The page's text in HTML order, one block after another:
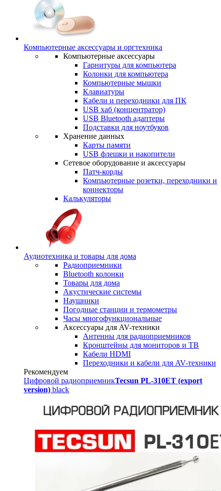
Компьютерные аксессуары и оргтехника
Компьютерные аксессуары
Гарнитуры для компьютера
Колонки для компьютера
Компьютерные мышки
Клавиатуры
Кабели и переходники для ПК
USB хаб (концентратор)
USB Bluetooth адаптеры
Подставки для ноутбуков
Хранение данных
Карты памяти
USB флешки и накопители
Сетевое оборудование и аксессуары
Патч-корды
Компьютерные розетки, переходники и
коннекторы
Калькуляторы
Аудиотехника и товары для дома
Радиоприемники
Bluetooth колонки
Товары для дома
Акустические системы
Наушники
Погодные станции и термометры
Часы многофункциональные
Аксессуары для AV-техники
Антенны для радиоприемников
Кронштейны для мониторов и ТВ
Кабели HDMI
Переходники и кабели для AV-техники
Рекомендуем
Цифровой радиоприемникTecsun PL-310ET (export
version) black